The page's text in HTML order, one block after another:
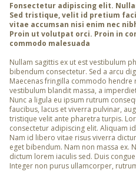
Fonsectetur adipiscing elit.
Sed tristique, velit id pretium
vitae accumsan nisi enim nec
Proin ut volutpat orci. Proin in
commodo malesuada
Nullam sagittis ex ut est vestibulum
bibendum consectetur. Sed a arcu
Maecenas fringilla commodo hendre
vestibulum blandit massa, a
Nunc a ligula eu ipsum rutrum
faucibus, lacus et viverra pulvinar,
tristique velit ante pharetra turpis.
consectetur adipiscing elit. Aliquam
Nam id libero vitae risus viverra
eget bibendum. Nam non massa ex.
dictum lorem iaculis sed. Duis
Integer non purus ullamcorper,